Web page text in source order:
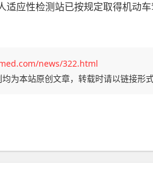
适应性检测站已按规定取得机动
news/322.html
为本站原创文章，转载时请以链接形